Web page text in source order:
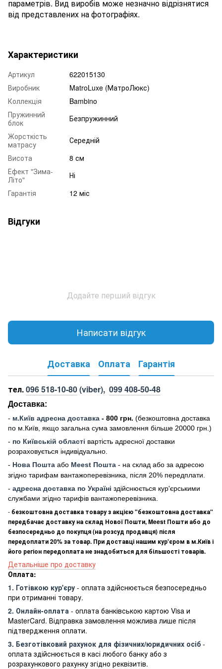
параметрів. Вид виробів може незначно відрізнятися
від представлених на фотографіях.
Характеристики
Артикул
622015130
Виробник
MatroLuxe (МатроЛюкс)
Коллекція
Bambino
Пружинний
блок
Безпружинний
Жорсткість
матрасу
Середній
Висота
8 см
Ефект "Зима-
Літо"
Ні
Гарантія
12 міс
Відгуки
Додайте перший відгук
Написати відгук
Доставка Оплата Гарантія
тел.096 518-10-80(viber), 099 408-50-48
Доставка:
- м.Київ адресна доставка - 800 грн. (безкоштовна доставка
по м.Київ, якщо загальна сума замовлення більше 20000 грн .)
- по Київській області вартість адресної доставки
розраховується індивідуально.
- Нова Пошта або Meest Пошта - на склад або за адресою
згідно тарифам вантажоперевізника, після 20% передплати.
- адресна доставка по Україні здійснюється кур'єрськими
службами згідно тарифів вантажоперевізника.
- безкоштовна доставка товару з акцією "безкоштовна доставка"
передбачає доставку на склад Нової Пошти, Meest Пошти або до
безпосередньо до покупця (на розсуд продавця) після
передоплати 20% за товар. При доставці нашим кур'єром в м.Київ і
його регіон передоплата не знадобиться для більшості товарів.
Детальніше про доставку
Оплата:
1. Готівкою кур'єру - оплата здійснюється безпосередньо
при отриманні товару.
2. Онлайн-оплата - оплата банківською картою Visa и
MasterCard. Відправка замовлення можлива лише після
підтвердження оплати.
3. Безготівковий рахунок для фізичних/юридичних осіб -
оплата здійснюється в касі любого банку або з
розрахункового рахунку згідно реквізитів.